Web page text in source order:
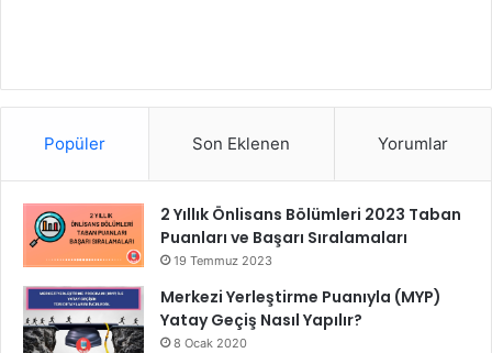
Popüler Son Eklenen Yorumlar
2 Yıllık Önlisans Bölümleri 2023 Taban
Puanları ve Başarı Sıralamaları
19 Temmuz 2023
Merkezi Yerleştirme Puanıyla (MYP)
Yatay Geçiş Nasıl Yapılır?
8 Ocak 2020